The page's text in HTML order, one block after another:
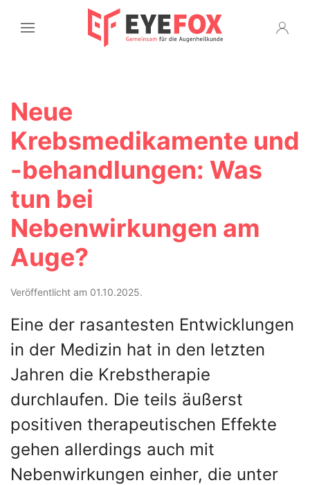
Neue
Krebsmedikamente und
-behandlungen: Was
tun bei
Nebenwirkungen am
Auge?
Veröffentlicht am 01.10.2025.
Eine der rasantesten Entwicklungen
in der Medizin hat in den letzten
Jahren die Krebstherapie
durchlaufen. Die teils äußerst
positiven therapeutischen Effekte
gehen allerdings auch mit
Nebenwirkungen einher, die unter